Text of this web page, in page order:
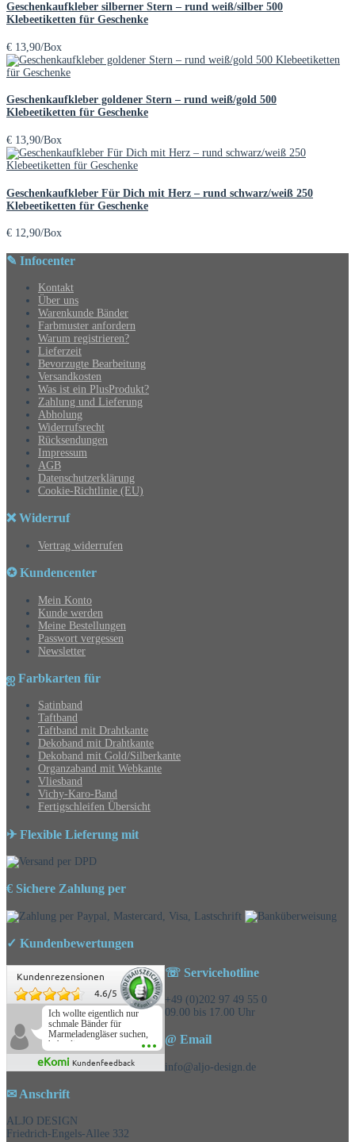
Geschenkaufkleber silberner Stern – rund weiß/silber 500
Klebeetiketten für Geschenke
€ 13,90/Box
Geschenkaufkleber goldener Stern – rund weiß/gold 500
Klebeetiketten für Geschenke
€ 13,90/Box
Geschenkaufkleber Für Dich mit Herz – rund schwarz/weiß 250
Klebeetiketten für Geschenke
€ 12,90/Box
✎ Infocenter
Kontakt
Über uns
Warenkunde Bänder
Farbmuster anfordern
Warum registrieren?
Lieferzeit
Bevorzugte Bearbeitung
Versandkosten
Was ist ein PlusProdukt?
Zahlung und Lieferung
Abholung
Widerrufsrecht
Rücksendungen
Impressum
AGB
Datenschutzerklärung
Cookie-Richtlinie (EU)
❌ Widerruf
Vertrag widerrufen
✪ Kundencenter
Mein Konto
Kunde werden
Meine Bestellungen
Passwort vergessen
Newsletter
ஐ Farbkarten für
Satinband
Taftband
Taftband mit Drahtkante
Dekoband mit Drahtkante
Dekoband mit Gold/Silberkante
Organzaband mit Webkante
Vliesband
Vichy-Karo-Band
Fertigschleifen Übersicht
✈ Flexible Lieferung mit
€ Sichere Zahlung per
✓ Kundenbewertungen
Kundenrezensionen
4.6/5
Ich wollte eigentlich nur
schmale Bänder für
Marmeladengläser suchen,
habe die
Überraschungsbänder
mitbestellt und war positiv
überrascht, schöne
eKomi Kundenfeedback
☏ Servicehotline
+49 (0)202 97 49 55 0
09.00 bis 17.00 Uhr
@ Email
info@aljo-design.de
✉ Anschrift
ALJO DESIGN
Friedrich-Engels-Allee 332